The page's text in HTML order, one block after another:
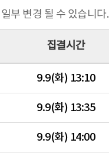
부 변경 될 수 있습니다.
집결시간
9.9(화) 13:10
9.9(화) 13:35
9.9(화) 14:00